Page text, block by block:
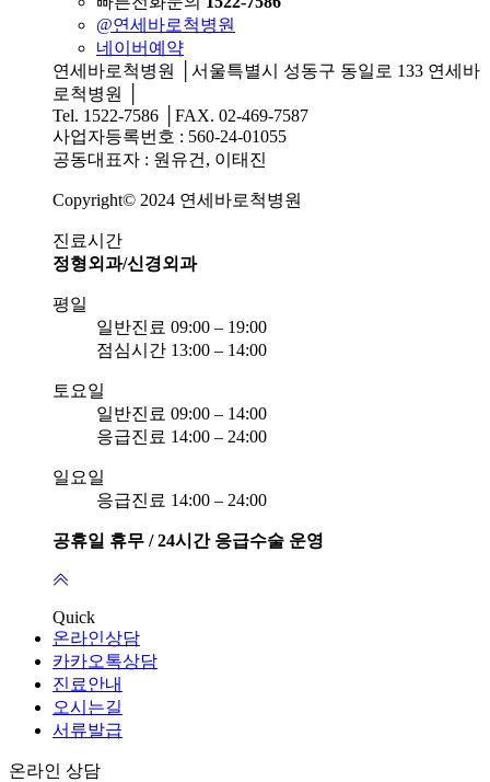
@연세바로척병원
네이버예약
연세바로척병원 │서울특별시 성동구 동일로 133 연세바
로척병원 │
Tel. 1522-7586 │FAX. 02-469-7587
사업자등록번호 : 560-24-01055
공동대표자 : 원유건, 이태진
Copyright© 2024 연세바로척병원
진료시간
정형외과/신경외과
평일
일반진료 09:00 – 19:00
점심시간 13:00 – 14:00
토요일
일반진료 09:00 – 14:00
응급진료 14:00 – 24:00
일요일
응급진료 14:00 – 24:00
공휴일 휴무 / 24시간 응급수술 운영
Quick
온라인상담
카카오톡상담
진료안내
오시는길
서류발급
온라인 상담